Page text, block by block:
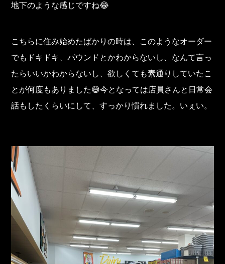
地下のような感じですね😂
こちらに住み始めたばかりの時は、このようなオーダー
でもドキドキ、パウンドとかわからないし、なんて言っ
たらいいかわからないし、欲しくても素通りしていたこ
とが何度もありました😅今となっては店員さんと日常会
話もしたくらいにして、すっかり慣れました。いぇい。